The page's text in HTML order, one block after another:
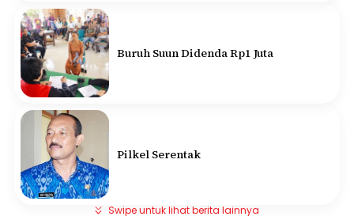
Buruh Suun Didenda Rp1 Juta
Pilkel Serentak
Swipe untuk lihat berita lainnya